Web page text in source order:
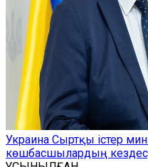
Украина Сыртқы істер
көшбасшылардың